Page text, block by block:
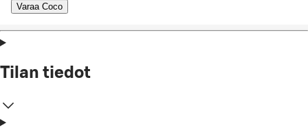
Varaa Coco
Tilan tiedot